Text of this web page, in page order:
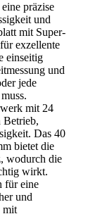
präzise
und
mit Super-
exzellente
einseitig
und
jede
mit 24
Betrieb,
Das 40
bietet die
wodurch die
wirkt.
für eine
und
mit